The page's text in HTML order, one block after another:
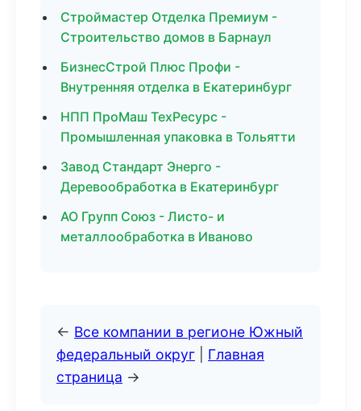
Строймастер Отделка Премиум -
Строительство домов в Барнаул
БизнесСтрой Плюс Профи -
Внутренняя отделка в Екатеринбург
НПП ПроМаш ТехРесурс -
Промышленная упаковка в Тольятти
Завод Стандарт Энерго -
Деревообработка в Екатеринбург
АО Групп Союз - Листо- и
металлообработка в Иваново
← Все компании в регионе Южный
федеральный округ
Главная
страница →